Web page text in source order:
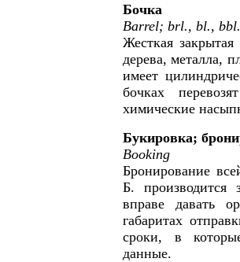
Бочка
Barrel; brl., bl., bbl.
Жесткая закрытая
дерева, металла,
имеет
бочках
химические
Букировка;
Booking
Бронирование
Б. производится
вправе давать
габаритах
сроки, в
данные.